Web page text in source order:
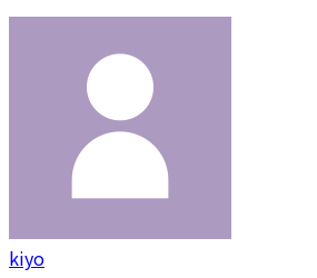
kiyo